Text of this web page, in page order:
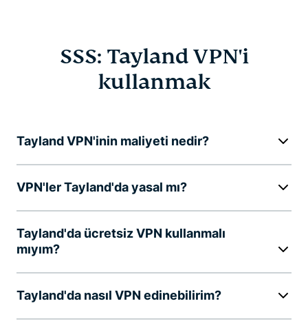
SSS: Tayland VPN'i
kullanmak
Tayland VPN'inin maliyeti nedir?
VPN'ler Tayland'da yasal mı?
Tayland'da ücretsiz VPN kullanmalı
mıyım?
Tayland'da nasıl VPN edinebilirim?